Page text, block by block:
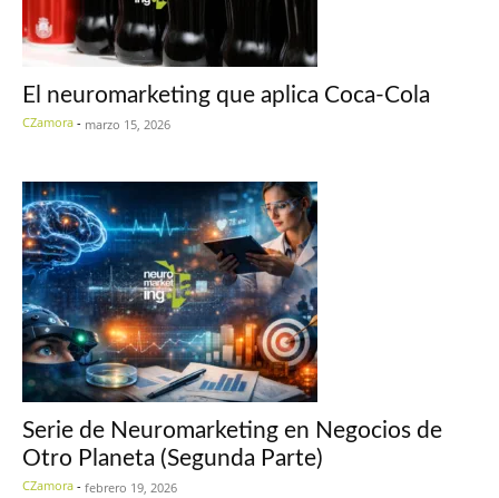
El neuromarketing que aplica Coca-Cola
CZamora - marzo 15, 2026
Serie de Neuromarketing en Negocios de
Otro Planeta (Segunda Parte)
CZamora - febrero 19, 2026